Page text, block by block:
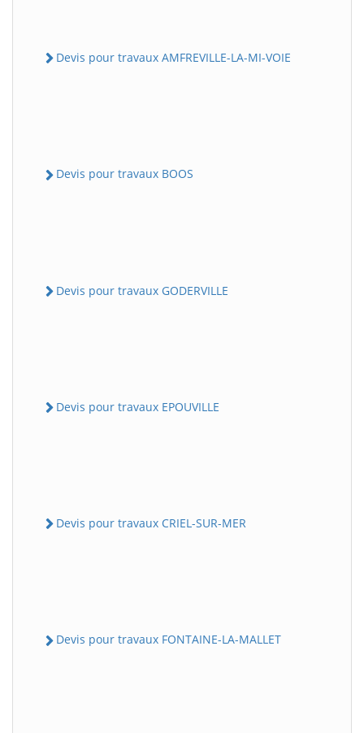
Devis pour travaux AMFREVILLE-LA-MI-VOIE
Devis pour travaux BOOS
Devis pour travaux GODERVILLE
Devis pour travaux EPOUVILLE
Devis pour travaux CRIEL-SUR-MER
Devis pour travaux FONTAINE-LA-MALLET